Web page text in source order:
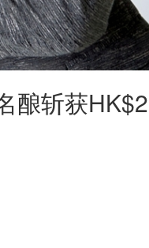
酿斩获